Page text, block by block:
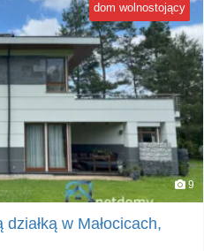
dom wolnostojący
9
w Małocicach,